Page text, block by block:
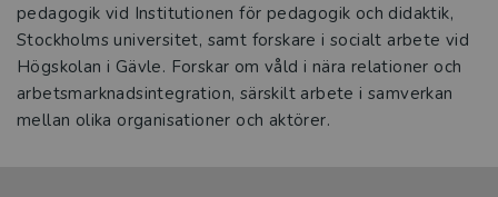
pedagogik vid Institutionen för pedagogik och didaktik,
Stockholms universitet, samt forskare i socialt arbete vid
Högskolan i Gävle. Forskar om våld i nära relationer och
arbetsmarknadsintegration, särskilt arbete i samverkan
mellan olika organisationer och aktörer.